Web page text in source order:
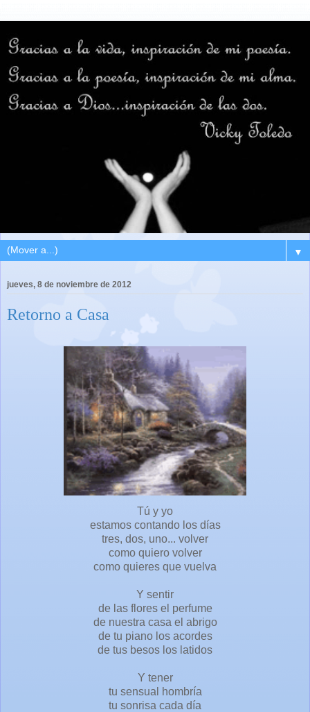
▼
jueves, 8 de noviembre de 2012
Retorno a Casa
Tú y yo
estamos contando los días
tres, dos, uno... volver
como quiero volver
como quieres que vuelva
Y sentir
de las flores el perfume
de nuestra casa el abrigo
de tu piano los acordes
de tus besos los latidos
Y tener
tu sensual hombría
tu sonrisa cada día